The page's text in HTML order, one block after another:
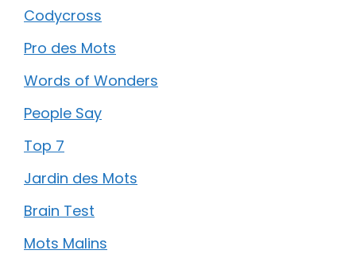
Codycross
Pro des Mots
Words of Wonders
People Say
Top 7
Jardin des Mots
Brain Test
Mots Malins